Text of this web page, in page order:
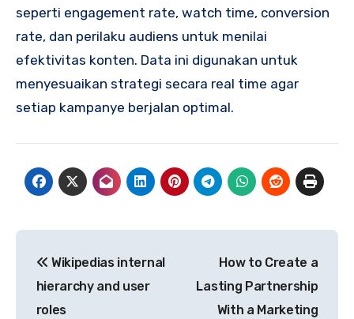
seperti engagement rate, watch time, conversion
rate, dan perilaku audiens untuk menilai
efektivitas konten. Data ini digunakan untuk
menyesuaikan strategi secara real time agar
setiap kampanye berjalan optimal.
navigation
Wikipedias internal
hierarchy and user
roles
How to Create a
Lasting Partnership
With a Marketing